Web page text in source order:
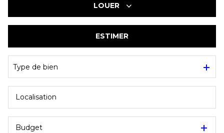
LOUER
ESTIMER
Type de bien
Budget